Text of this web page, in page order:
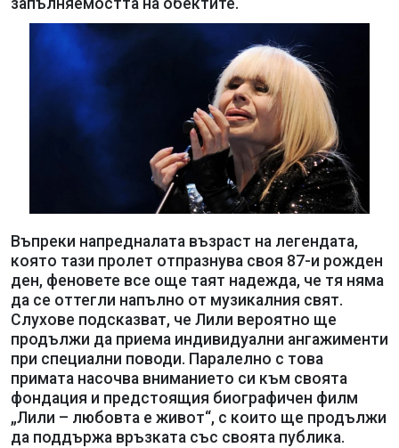
Въпреки напредналата възраст на легендата,
която тази пролет отпразнува своя 87-и рожден
ден, феновете все още таят надежда, че тя няма
да се оттегли напълно от музикалния свят.
Слухове подсказват, че Лили вероятно ще
продължи да приема индивидуални ангажименти
при специални поводи. Паралелно с това
примата насочва вниманието си към своята
фондация и предстоящия биографичен филм
„Лили – любовта е живот“, с които ще продължи
да поддържа връзката със своята публика.